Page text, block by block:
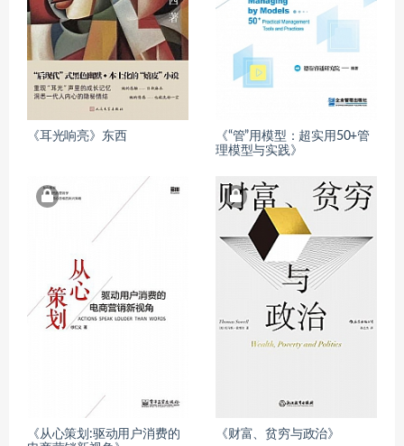
《耳光响亮》东西
《“管”用模型：超实用50+管
理模型与实践》
《从心策划:驱动用户消费的
《财富、贫穷与政治》